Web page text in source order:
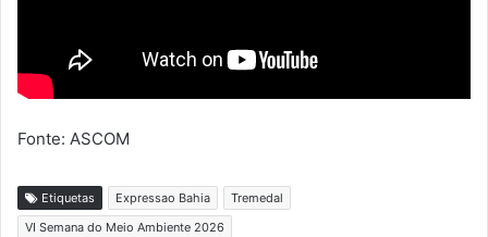
Fonte: ASCOM
Etiquetas Expressao Bahia
Tremedal
VI Semana do Meio Ambiente 2026